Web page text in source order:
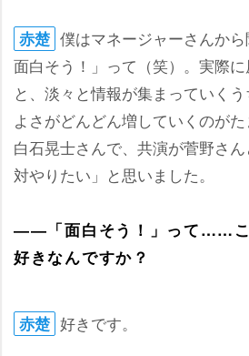
赤楚 僕はマネージャーさんから
面白そう！」って（笑）。実際
と、淡々と情報が集まっていく
よさがどんどん増していくのが
白石晃士さんで、共演が菅野さ
対やりたい」と思いました。
――「面白そう！」って……こ
好きなんですか？
赤楚 好きです。